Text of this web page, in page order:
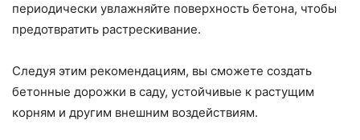
периодически увлажняйте поверхность бетона, чтобы
предотвратить растрескивание.
Следуя этим рекомендациям, вы сможете создать
бетонные дорожки в саду, устойчивые к растущим
корням и другим внешним воздействиям.